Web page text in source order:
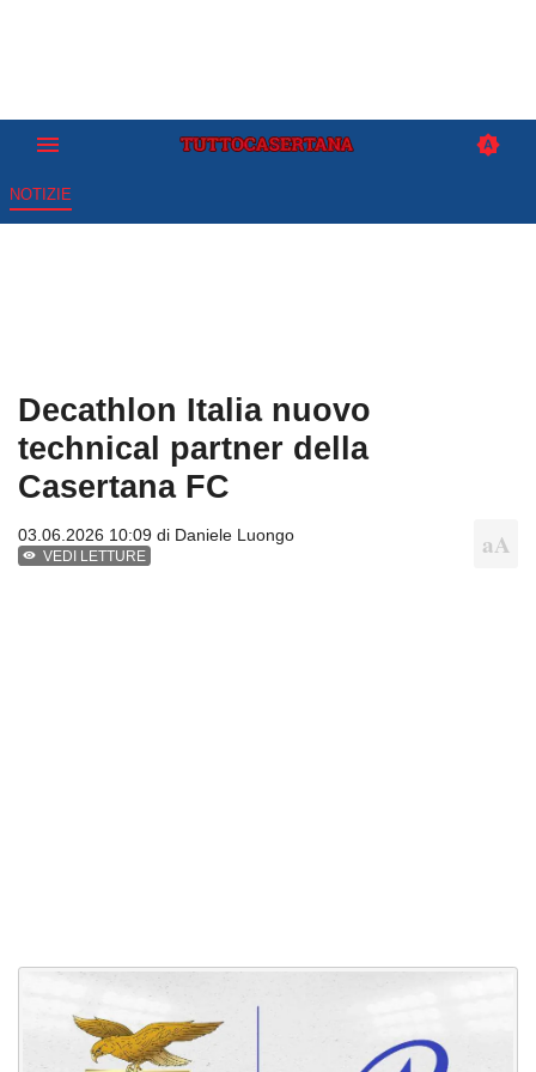
NOTIZIE
Decathlon Italia nuovo
technical partner della
Casertana FC
03.06.2026 10:09 di Daniele Luongo
VEDI LETTURE